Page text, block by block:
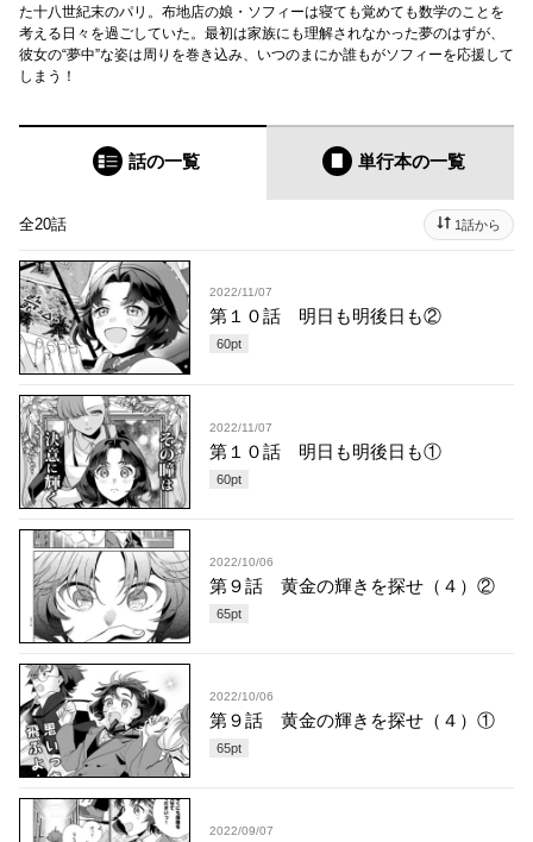
た十八世紀末のパリ。布地店の娘・ソフィーは寝ても覚めても数学のことを
考える日々を過ごしていた。最初は家族にも理解されなかった夢のはずが、
彼女の“夢中”な姿は周りを巻き込み、いつのまにか誰もがソフィーを応援して
しまう！
話の一覧 単行本の一覧
全20話 1話から
2022/11/07
第１０話 明日も明後日も②
60pt
2022/11/07
第１０話 明日も明後日も①
60pt
2022/10/06
第９話 黄金の輝きを探せ（４）②
65pt
2022/10/06
第９話 黄金の輝きを探せ（４）①
65pt
2022/09/07